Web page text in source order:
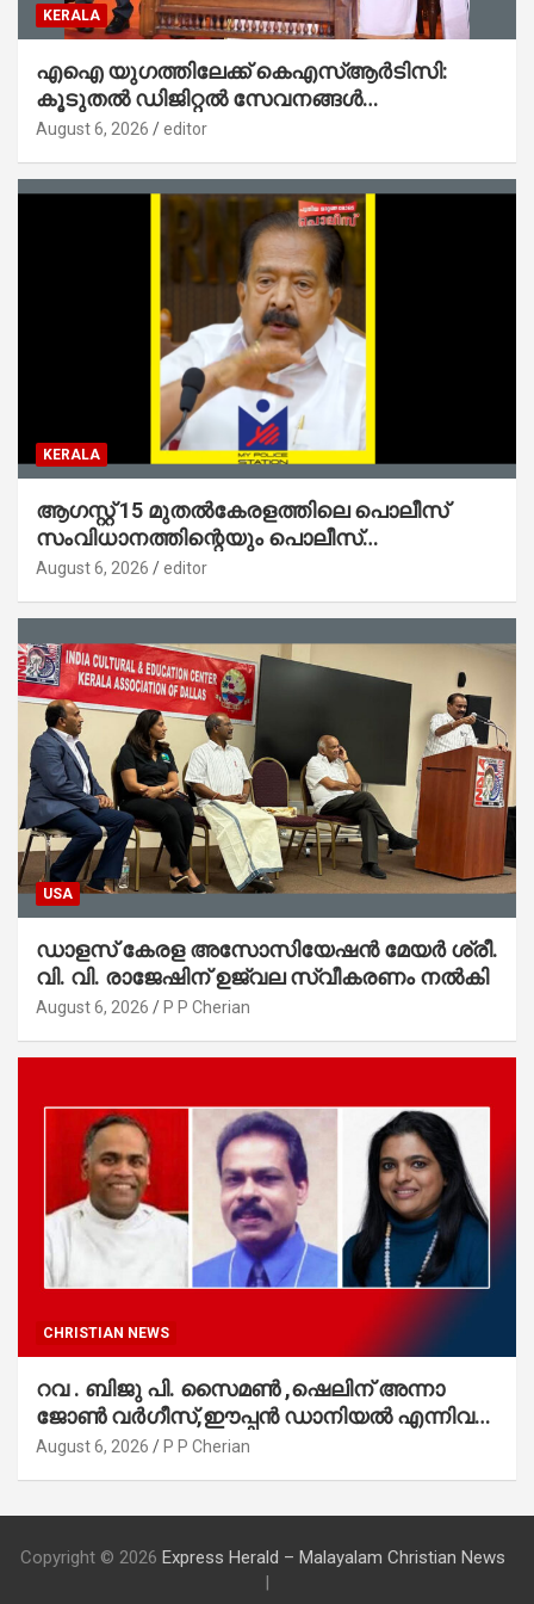
KERALA
എഐ യുഗത്തിലേക്ക് കെഎസ്ആർടിസി:
കൂടുതൽ ഡിജിറ്റൽ സേവനങ്ങൾ
ജനങ്ങളിലേക്കെത്തിക്കും – മന്ത്രി സി പി
August 6, 2026 editor
KERALA
ആഗസ്റ്റ് 15 മുതല്‍കേരളത്തിലെ പൊലീസ്
സംവിധാനത്തിന്റെയും പൊലീസ്
സ്റ്റേഷനുകളുടെയും മുഖഛായ മാറുകയാണ് :
August 6, 2026 editor
USA
ഡാളസ് കേരള അസോസിയേഷൻ മേയർ ശ്രീ.
വി. വി. രാജേഷിന് ഉജ്വല സ്വീകരണം നൽകി
August 6, 2026 P P Cherian
CHRISTIAN NEWS
റവ . ബിജു പി. സൈമൺ ,ഷെലിന് അന്നാ
ജോൺ വർഗീസ്,ഈപ്പൻ ഡാനിയൽ എന്നിവർ
മാർത്തോമാ സഭാ കൗൺസിലിലേക്കു
August 6, 2026 P P Cherian
Copyright © 2026 Express Herald – Malayalam Christian News